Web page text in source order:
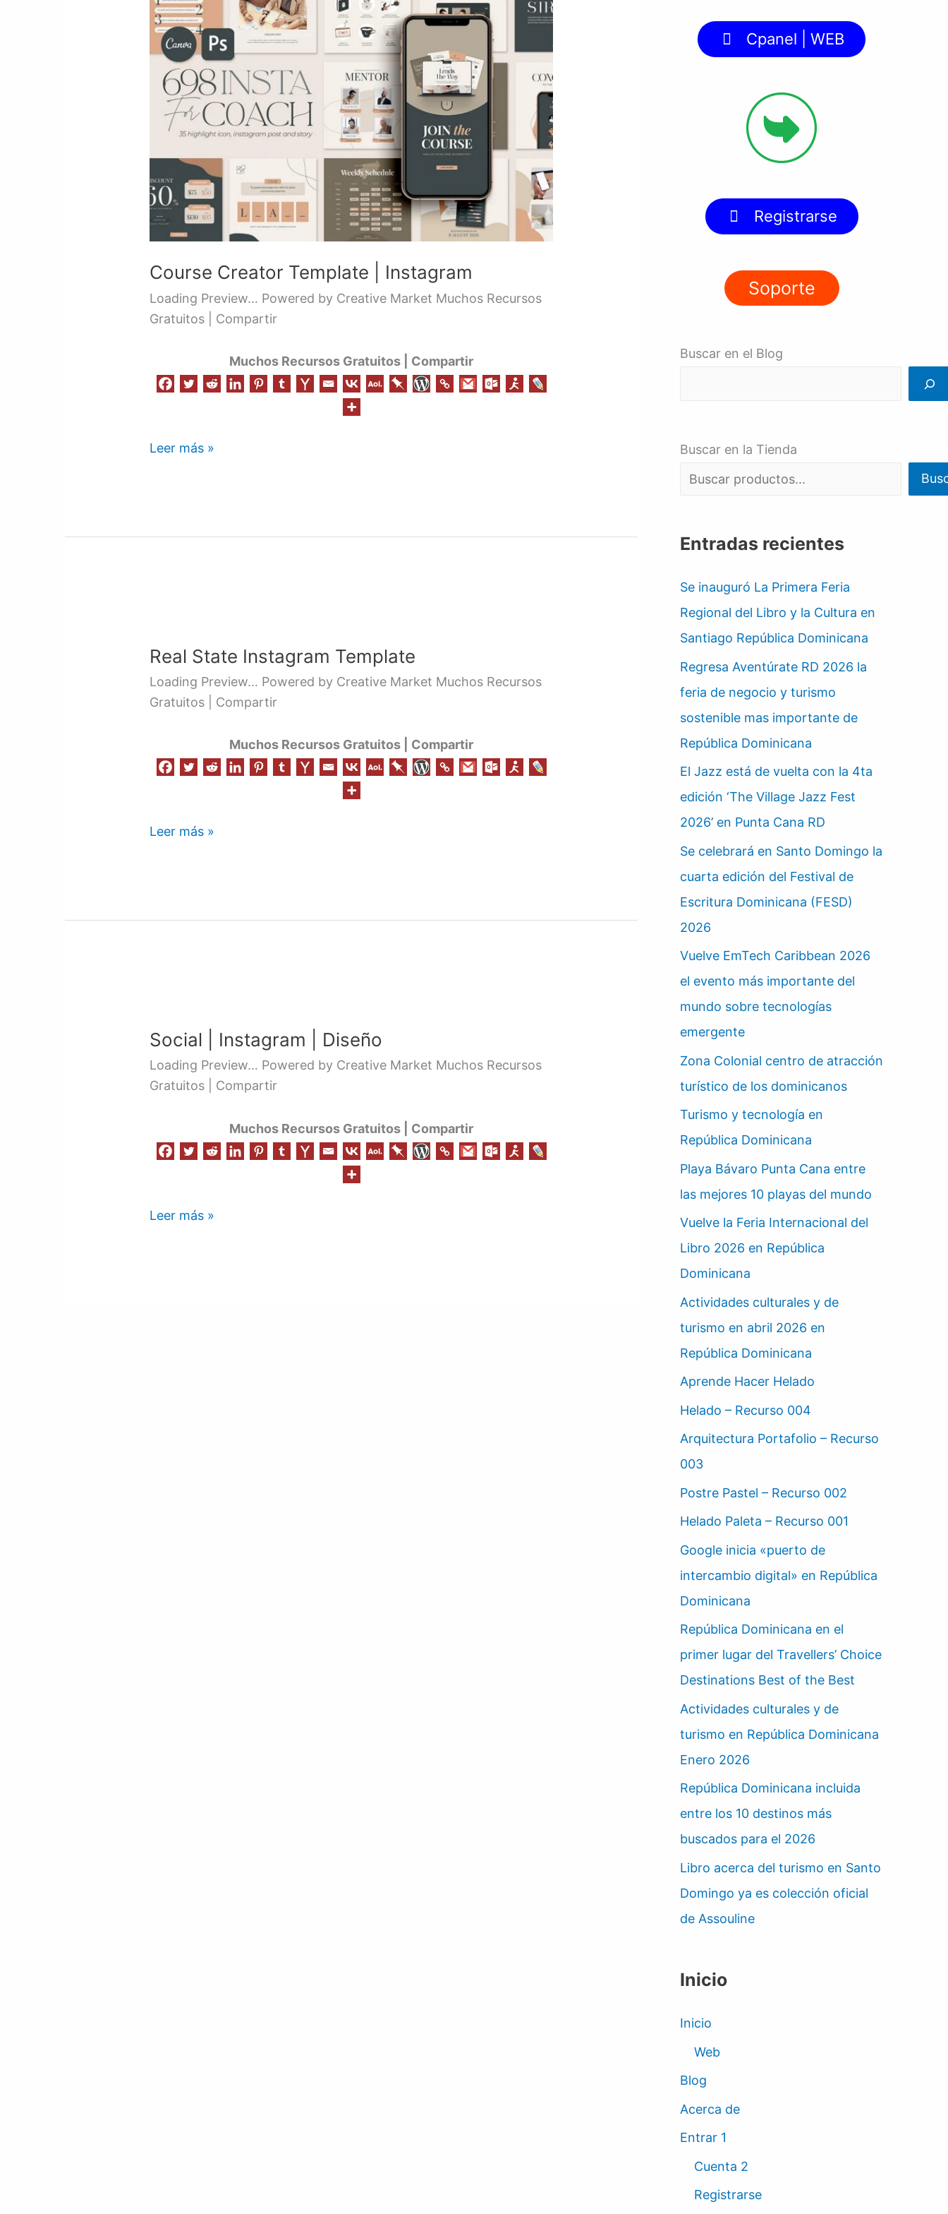
Course Creator Template | Instagram
Loading Preview… Powered by Creative Market Muchos Recursos
Gratuitos | Compartir
Muchos Recursos Gratuitos | Compartir
Template
Instagram
Leer más »
Real State Instagram Template
Loading Preview… Powered by Creative Market Muchos Recursos
Gratuitos | Compartir
Muchos Recursos Gratuitos | Compartir
Instagram
Template
Leer más »
Social | Instagram | Diseño
Loading Preview… Powered by Creative Market Muchos Recursos
Gratuitos | Compartir
Muchos Recursos Gratuitos | Compartir
Instagram
|
Diseño
Leer más »
Cpanel | WEB
Registrarse
Soporte
Buscar en el Blog
Buscar en la Tienda
Entradas recientes
Se inauguró La Primera Feria
Regional del Libro y la Cultura en
Santiago República Dominicana
Regresa Aventúrate RD 2026 la
feria de negocio y turismo
sostenible mas importante de
República Dominicana
El Jazz está de vuelta con la 4ta
edición ‘The Village Jazz Fest
2026’ en Punta Cana RD
Se celebrará en Santo Domingo la
cuarta edición del Festival de
Escritura Dominicana (FESD)
2026
Vuelve EmTech Caribbean 2026
el evento más importante del
mundo sobre tecnologías
emergente
Zona Colonial centro de atracción
turístico de los dominicanos
Turismo y tecnología en
República Dominicana
Playa Bávaro Punta Cana entre
las mejores 10 playas del mundo
Vuelve la Feria Internacional del
Libro 2026 en República
Dominicana
Actividades culturales y de
turismo en abril 2026 en
República Dominicana
Aprende Hacer Helado
Helado – Recurso 004
Arquitectura Portafolio – Recurso
003
Postre Pastel – Recurso 002
Helado Paleta – Recurso 001
Google inicia «puerto de
intercambio digital» en República
Dominicana
República Dominicana en el
primer lugar del Travellers’ Choice
Destinations Best of the Best
Actividades culturales y de
turismo en República Dominicana
Enero 2026
República Dominicana incluida
entre los 10 destinos más
buscados para el 2026
Libro acerca del turismo en Santo
Domingo ya es colección oficial
de Assouline
Inicio
Inicio
Web
Blog
Acerca de
Entrar 1
Cuenta 2
Registrarse